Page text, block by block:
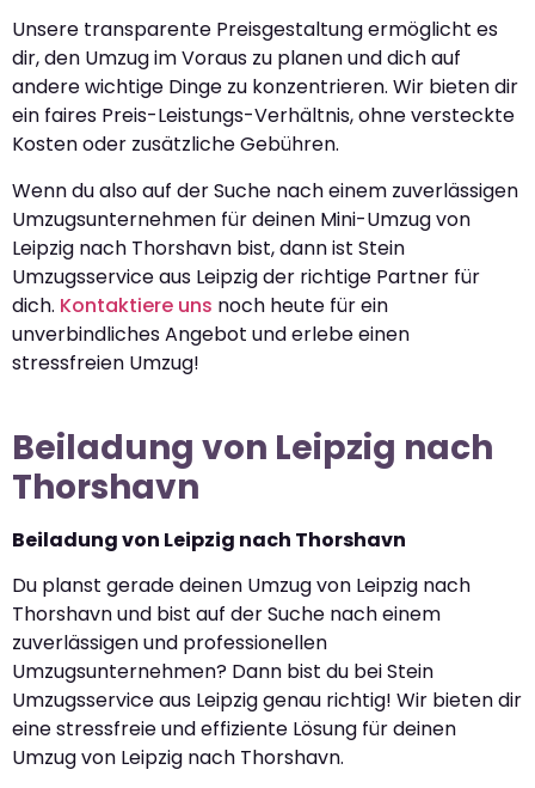
Unsere transparente Preisgestaltung ermöglicht es
dir, den Umzug im Voraus zu planen und dich auf
andere wichtige Dinge zu konzentrieren. Wir bieten dir
ein faires Preis-Leistungs-Verhältnis, ohne versteckte
Kosten oder zusätzliche Gebühren.
Wenn du also auf der Suche nach einem zuverlässigen
Umzugsunternehmen für deinen Mini-Umzug von
Leipzig nach Thorshavn bist, dann ist Stein
Umzugsservice aus Leipzig der richtige Partner für
dich. Kontaktiere uns noch heute für ein
unverbindliches Angebot und erlebe einen
stressfreien Umzug!
Beiladung von Leipzig nach
Thorshavn
Beiladung von Leipzig nach Thorshavn
Du planst gerade deinen Umzug von Leipzig nach
Thorshavn und bist auf der Suche nach einem
zuverlässigen und professionellen
Umzugsunternehmen? Dann bist du bei Stein
Umzugsservice aus Leipzig genau richtig! Wir bieten dir
eine stressfreie und effiziente Lösung für deinen
Umzug von Leipzig nach Thorshavn.